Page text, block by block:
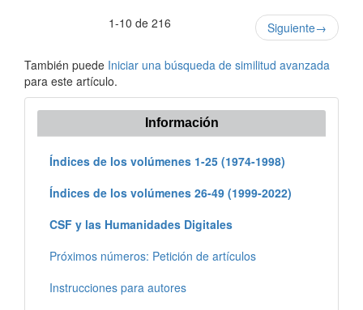
1-10 de 216
Siguiente→
También puede Iniciar una búsqueda de similitud avanzada
para este artículo.
Información
Índices de los volúmenes 1-25 (1974-1998)
Índices de los volúmenes 26-49 (1999-2022)
CSF y las Humanidades Digitales
Próximos números: Petición de artículos
Instrucciones para autores